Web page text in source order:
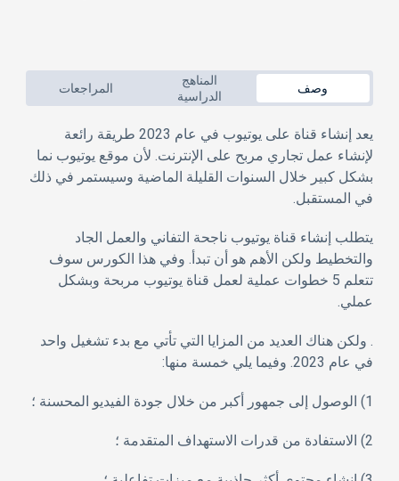
وصف
المناهج
الدراسية
المراجعات
يعد إنشاء قناة على يوتيوب في عام 2023 طريقة رائعة
لإنشاء عمل تجاري مربح على الإنترنت. لأن موقع يوتيوب نما
بشكل كبير خلال السنوات القليلة الماضية وسيستمر في ذلك
في المستقبل.
يتطلب إنشاء قناة يوتيوب ناجحة التفاني والعمل الجاد
والتخطيط ولكن الأهم هو أن تبدأ. وفي هذا الكورس سوف
تتعلم 5 خطوات عملية لعمل قناة يوتيوب مربحة وبشكل
عملي.
. ولكن هناك العديد من المزايا التي تأتي مع بدء تشغيل واحد
في عام 2023. وفيما يلي خمسة منها:
1) الوصول إلى جمهور أكبر من خلال جودة الفيديو المحسنة ؛
2) الاستفادة من قدرات الاستهداف المتقدمة ؛